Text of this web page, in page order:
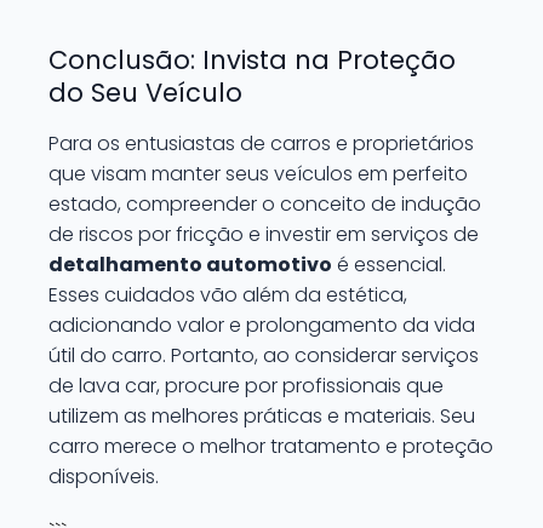
Conclusão: Invista na Proteção
do Seu Veículo
Para os entusiastas de carros e proprietários
que visam manter seus veículos em perfeito
estado, compreender o conceito de indução
de riscos por fricção e investir em serviços de
detalhamento automotivo é essencial.
Esses cuidados vão além da estética,
adicionando valor e prolongamento da vida
útil do carro. Portanto, ao considerar serviços
de lava car, procure por profissionais que
utilizem as melhores práticas e materiais. Seu
carro merece o melhor tratamento e proteção
disponíveis.